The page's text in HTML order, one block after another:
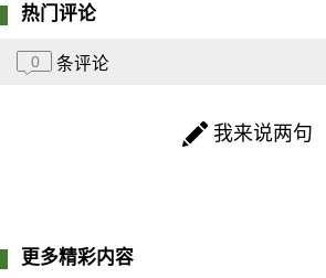
热门评论
0 条评论
我来说两句
更多精彩内容